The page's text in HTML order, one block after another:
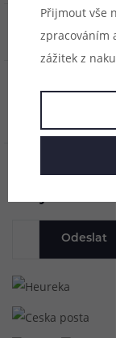
Vše o nákupu
Zasílat
Odeslat
Přijmout vše
zpracováním
zážitek z